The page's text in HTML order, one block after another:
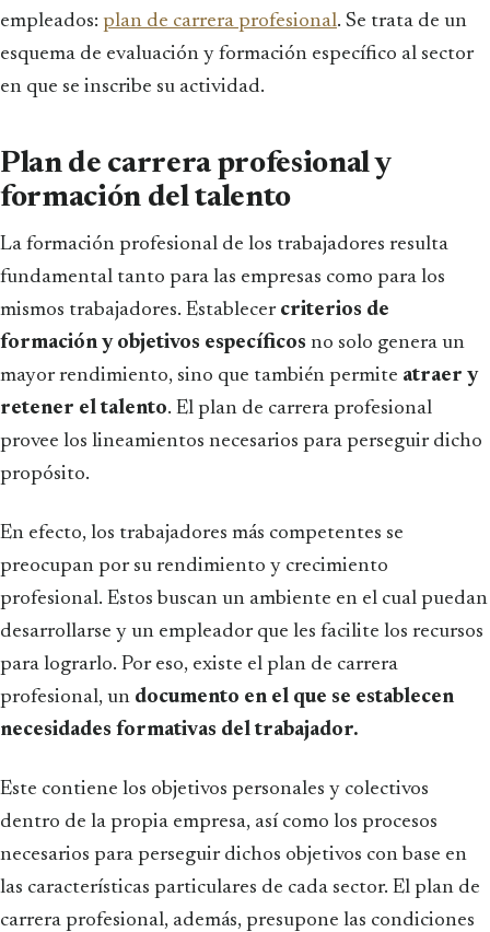
empleados: plan de carrera profesional. Se trata de un
esquema de evaluación y formación específico al sector
en que se inscribe su actividad.
Plan de carrera profesional y
formación del talento
La formación profesional de los trabajadores resulta
fundamental tanto para las empresas como para los
mismos trabajadores. Establecer criterios de
formación y objetivos específicos no solo genera un
mayor rendimiento, sino que también permite atraer y
retener el talento. El plan de carrera profesional
provee los lineamientos necesarios para perseguir dicho
propósito.
En efecto, los trabajadores más competentes se
preocupan por su rendimiento y crecimiento
profesional. Estos buscan un ambiente en el cual puedan
desarrollarse y un empleador que les facilite los recursos
para lograrlo. Por eso, existe el plan de carrera
profesional, un documento en el que se establecen
necesidades formativas del trabajador.
Este contiene los objetivos personales y colectivos
dentro de la propia empresa, así como los procesos
necesarios para perseguir dichos objetivos con base en
las características particulares de cada sector. El plan de
carrera profesional, además, presupone las condiciones